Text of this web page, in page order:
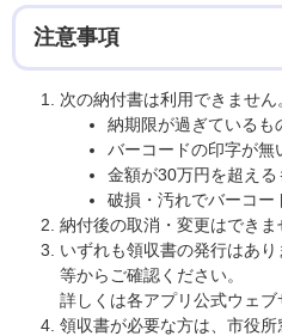
注意事項
次の納付書は利用できません
納期限が過ぎているも
バーコードの印字が無
金額が30万円を超える
破損・汚れでバーコー
納付後の取消・変更はできま
いずれも領収書の発行はあ
等からご確認ください。
詳しくは各アプリ公式ウェブ
領収書が必要な方は、市役